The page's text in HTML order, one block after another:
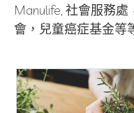
Manulife, 社會服務
會，兒童癌症基金等